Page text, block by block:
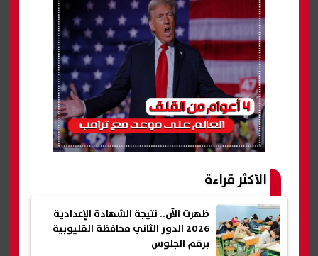
الأكثر قراءة
ظهرت الآن.. نتيجة الشهادة الإعدادية
2026 الدور الثاني محافظة القليوبية
برقم الجلوس